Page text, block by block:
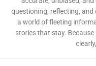
questioning, reflecting,
a world of fleeting
stories that stay.